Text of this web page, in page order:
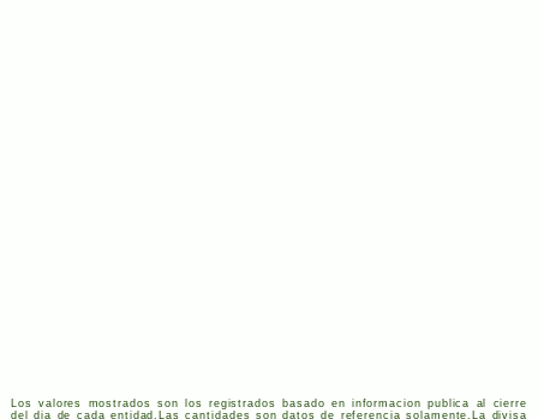
Los valores mostrados son los registrados basado en informacion publica al cierre
del dia de cada entidad.Las cantidades son datos de referencia solamente.La divisa